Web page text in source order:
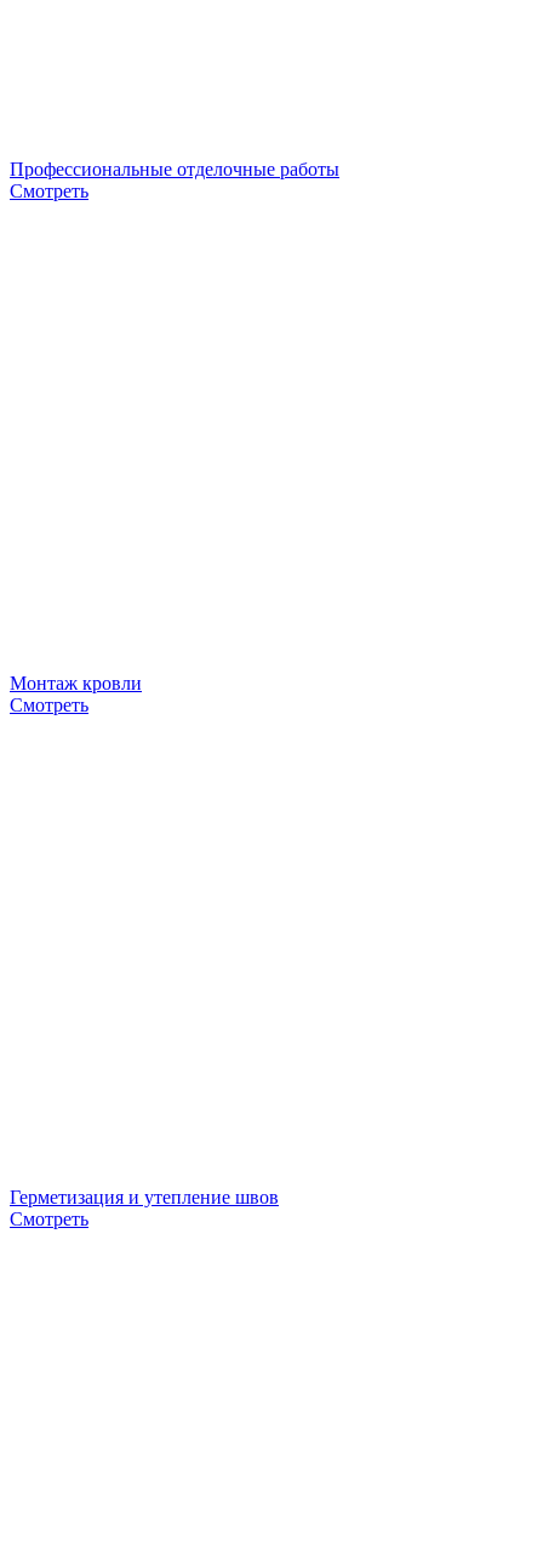
Профессиональные отделочные работы
Смотреть
Монтаж кровли
Смотреть
Герметизация и утепление швов
Смотреть